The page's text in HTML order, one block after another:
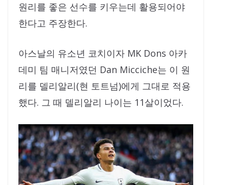
원리를 좋은 선수를 키우는데 활용되어야
한다고 주장한다.
아스날의 유소년 코치이자 MK Dons 아카
데미 팀 매니저였던 Dan Micciche는 이 원
리를 델리알리(현 토트넘)에게 그대로 적용
했다. 그 때 델리알리 나이는 11살이었다.